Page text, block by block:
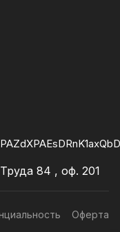
84 , оф. 201
Оферта